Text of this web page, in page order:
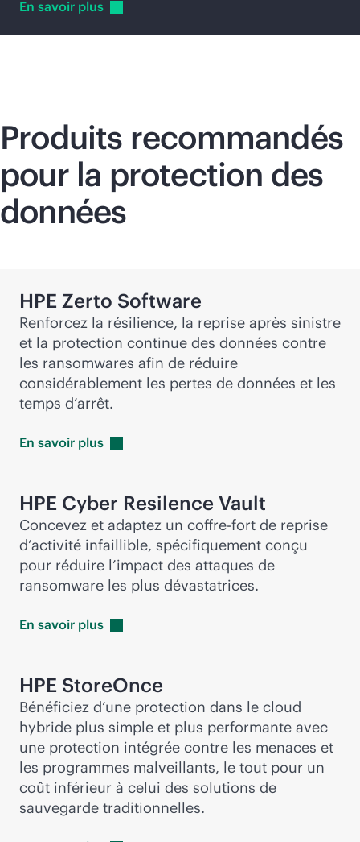
En savoir plus
Produits recommandés
pour la protection des
données
HPE Zerto Software
Renforcez la résilience, la reprise après sinistre
et la protection continue des données contre
les ransomwares afin de réduire
considérablement les pertes de données et les
temps d’arrêt.
En savoir plus
HPE Cyber Resilence Vault
Concevez et adaptez un coffre-fort de reprise
d’activité infaillible, spécifiquement conçu
pour réduire l’impact des attaques de
ransomware les plus dévastatrices.
En savoir plus
HPE StoreOnce
Bénéficiez d’une protection dans le cloud
hybride plus simple et plus performante avec
une protection intégrée contre les menaces et
les programmes malveillants, le tout pour un
coût inférieur à celui des solutions de
sauvegarde traditionnelles.